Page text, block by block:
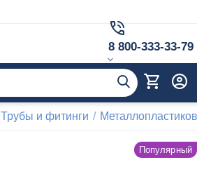
8 800-333-33-79
Трубы и фитинги /
Популярный